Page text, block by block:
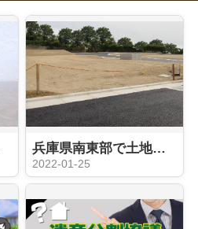
兵庫県南東部で土地を相続した方に！売却方法と遺産分割協議とは？
2022-01-25